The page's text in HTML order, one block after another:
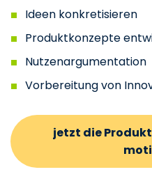
Ideen konkretisieren
Produktkonzepte
Nutzenargumentation
Vorbereitung von
jetzt die